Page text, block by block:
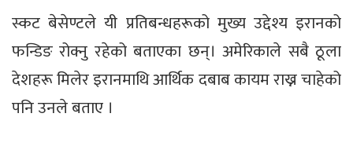
स्कट बेसेण्टले यी प्रतिबन्धहरूको मुख्य उद्देश्य इरानको
फन्डिङ रोक्नु रहेको बताएका छन्। अमेरिकाले सबै ठूला
देशहरू मिलेर इरानमाथि आर्थिक दबाब कायम राख्न चाहेको
पनि उनले बताए ।